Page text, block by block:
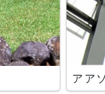
アア